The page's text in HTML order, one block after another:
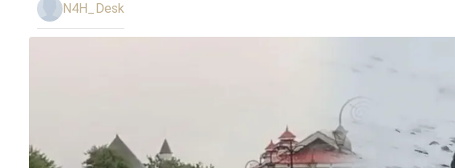
N4H_Desk